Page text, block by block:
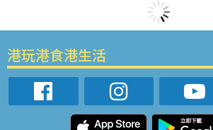
港玩港食港生活